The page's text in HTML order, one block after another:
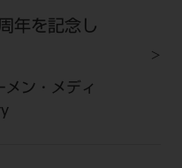
年を記念し
ン・メディ